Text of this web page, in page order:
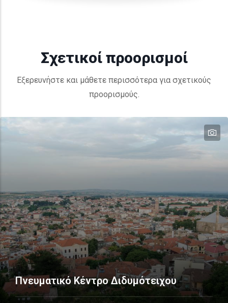
Σχετικοί προορισμοί
Εξερευνήστε και μάθετε περισσότερα για σχετικούς
προορισμούς.
Πνευματικό Κέντρο Διδυμότειχου